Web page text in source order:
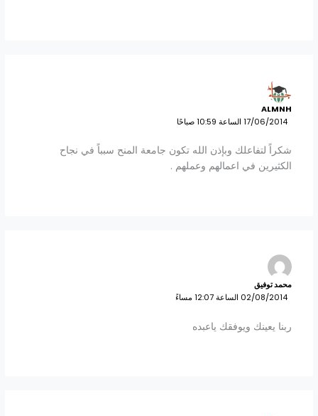
ALMNH
17/06/2014 الساعة 10:59 صباحًا
شكراً لتفاعلك وبإذن الله تكون جامعة المنح سبباً في نجاح
الكثيرين في اعمالهم وعملهم .
محمد توفيق
02/08/2014 الساعة 12:07 مساءً
ربنا يعينك ويوفقك ياعبده